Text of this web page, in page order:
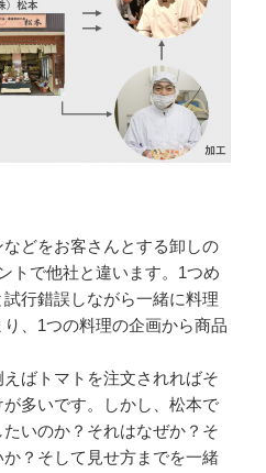
どをお客さんとする卸しの
トで他社と違います。1つめ
行錯誤しながら一緒に料理
、1つの料理の企画から商品
ばトマトを注文されればそ
多いです。しかし、松本で
いのか？それはなぜか？そ
？そして見せ方までを一緒